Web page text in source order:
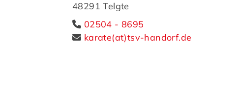
48291 Telgte
02504 - 8695
karate(at)tsv-handorf.de
Quicklinks
Aktuelles